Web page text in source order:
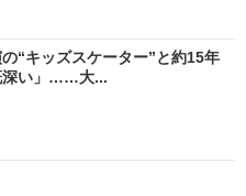
“キッズスケーター”と約15年
深い」……大...